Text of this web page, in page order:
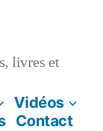
livres et
Vidéos
Contact